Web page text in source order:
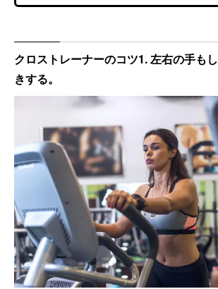
クロストレーナーのコツ1. 左右の手も
きする。